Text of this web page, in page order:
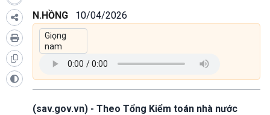
N.HỒNG 10/04/2026
(sav.gov.vn) - Theo Tổng Kiểm toán nhà nước